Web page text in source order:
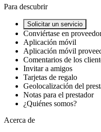
Para descubrir
Solicitar un servicio
Conviértase en
Aplicación móvil
Aplicación móvil
Comentarios de los
Invitar a amigos
Tarjetas de regalo
Geolocalización del
Notas para el prestador
¿Quiénes somos?
Acerca de